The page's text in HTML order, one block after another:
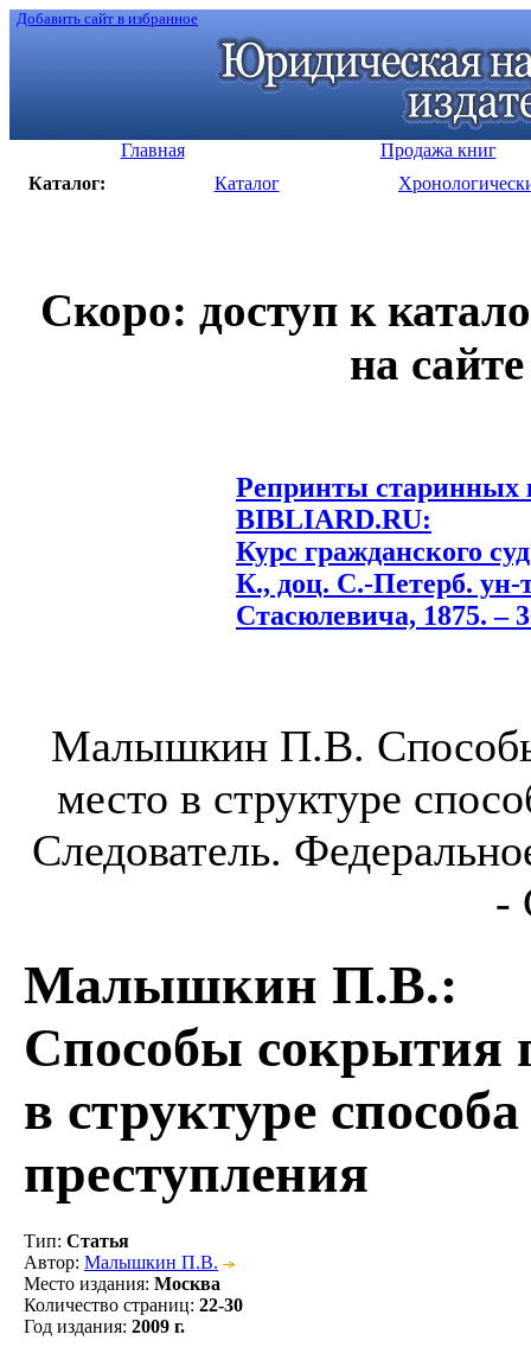
Добавить сайт в избранное
Главная
Продажа книг
Каталог:
Каталог
Скоро: доступ к
на
Репринты старинных
BIBLIARD.RU:
Курс гражданского
К., доц. С.-Петерб.
Стасюлевича, 1875. –
Малышкин П.В. Способы
место в структуре
Следователь.
-
Малышкин П.В.:
Способы сокрытия
в структуре
преступления
Тип: Статья
Автор: Малышкин П.В.
Место издания: Москва
Количество страниц: 22-30
Год издания: 2009 г.